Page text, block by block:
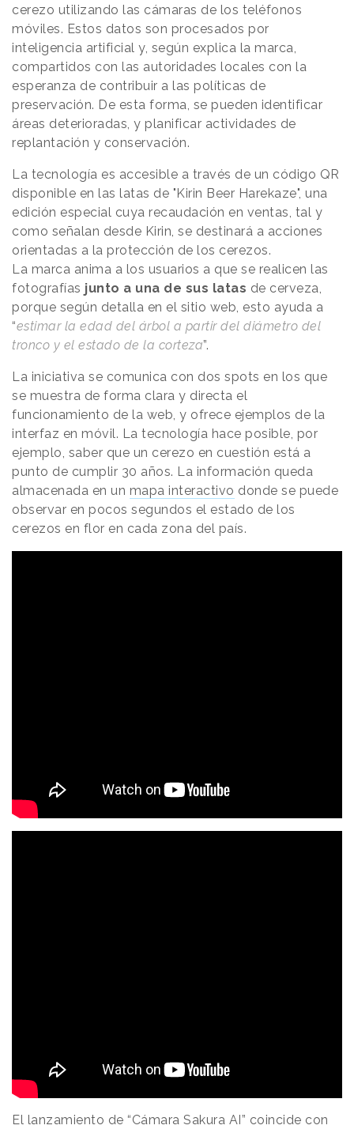
cerezo utilizando las cámaras de los teléfonos
móviles. Estos datos son procesados por
inteligencia artificial y, según explica la marca,
compartidos con las autoridades locales con la
esperanza de contribuir a las políticas de
preservación. De esta forma, se pueden identificar
áreas deterioradas, y planificar actividades de
replantación y conservación.
La tecnología es accesible a través de un código QR
disponible en las latas de "Kirin Beer Harekaze", una
edición especial cuya recaudación en ventas, tal y
como señalan desde Kirin, se destinará a acciones
orientadas a la protección de los cerezos.
La marca anima a los usuarios a que se realicen las
fotografías junto a una de sus latas de cerveza,
porque según detalla en el sitio web, esto ayuda a
“estimar la edad del árbol a partir del diámetro del
tronco y el estado de la corteza”.
La iniciativa se comunica con dos spots en los que
se muestra de forma clara y directa el
funcionamiento de la web, y ofrece ejemplos de la
interfaz en móvil. La tecnología hace posible, por
ejemplo, saber que un cerezo en cuestión está a
punto de cumplir 30 años. La información queda
almacenada en un mapa interactivo donde se puede
observar en pocos segundos el estado de los
cerezos en flor en cada zona del país.
El lanzamiento de “Cámara Sakura AI” coincide con